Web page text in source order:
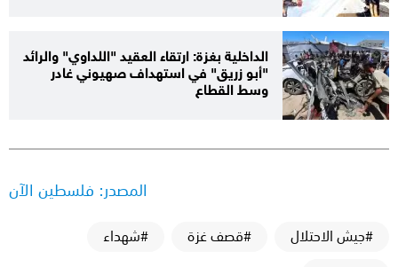
الداخلية بغزة: ارتقاء العقيد "اللداوي" والرائد
"أبو زريق" في استهداف صهيوني غادر
وسط القطاع
المصدر: فلسطين الآن
#جيش الاحتلال #قصف غزة
#شهداء